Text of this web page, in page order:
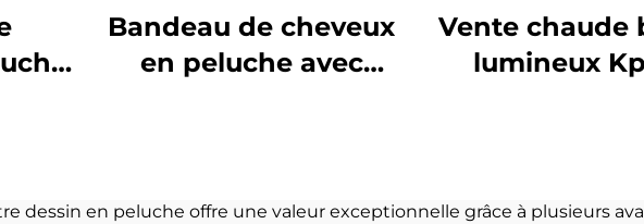
Bandeau de cheveux
en peluche avec
mignon
Vente chaude
lumineux
de Pop Star
dessin en peluche offre une valeur exceptionnelle grâce à plusieurs